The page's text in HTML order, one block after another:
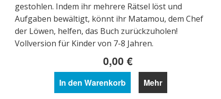
gestohlen. Indem ihr mehrere Rätsel löst und
Aufgaben bewältigt, könnt ihr Matamou, dem Chef
der Löwen, helfen, das Buch zurückzuholen!
Vollversion für Kinder von 7-8 Jahren.
0,00 €
In den Warenkorb Mehr